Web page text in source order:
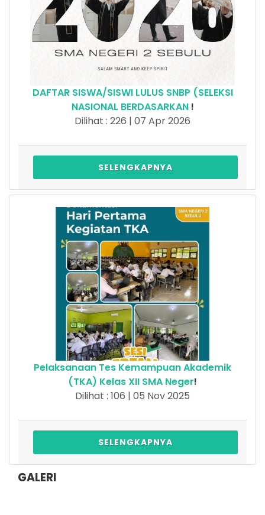
DAFTAR SISWA/SISWI LULUS SNBP (SELEKSI
NASIONAL BERDASARKAN !
Dilihat : 226 | 07 Apr 2026
SELENGKAPNYA
Pelaksanaan Tes Kemampuan Akademik
(TKA) Kelas XII SMA Neger!
Dilihat : 106 | 05 Nov 2025
SELENGKAPNYA
GALERI